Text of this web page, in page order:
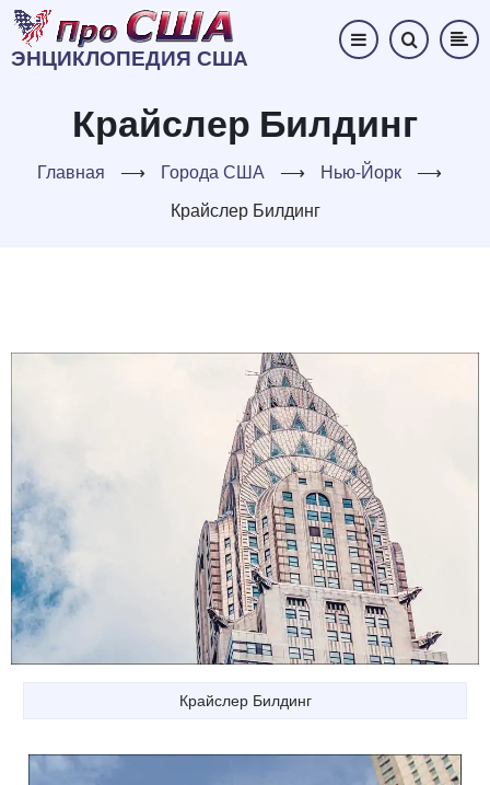
Перейти
основному
ЭНЦИКЛОПЕДИЯ США
Крайслер Билдинг
Главная ⟶ Города США ⟶ Нью-Йорк
⟶
Крайслер Билдинг
Крайслер Билдинг